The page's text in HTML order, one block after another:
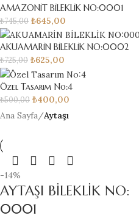
AMAZONİT BİLEKLİK NO:0001
₺745,00 ₺645,00
AKUAMARİN BİLEKLİK NO:0002
₺725,00 ₺625,00
Özel Tasarım No:4
₺500,00 ₺400,00
Ana Sayfa /Aytaşı
-14%
AYTAŞI BİLEKLİK NO:
0001